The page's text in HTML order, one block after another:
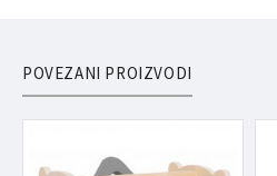
POVEZANI PROIZVODI